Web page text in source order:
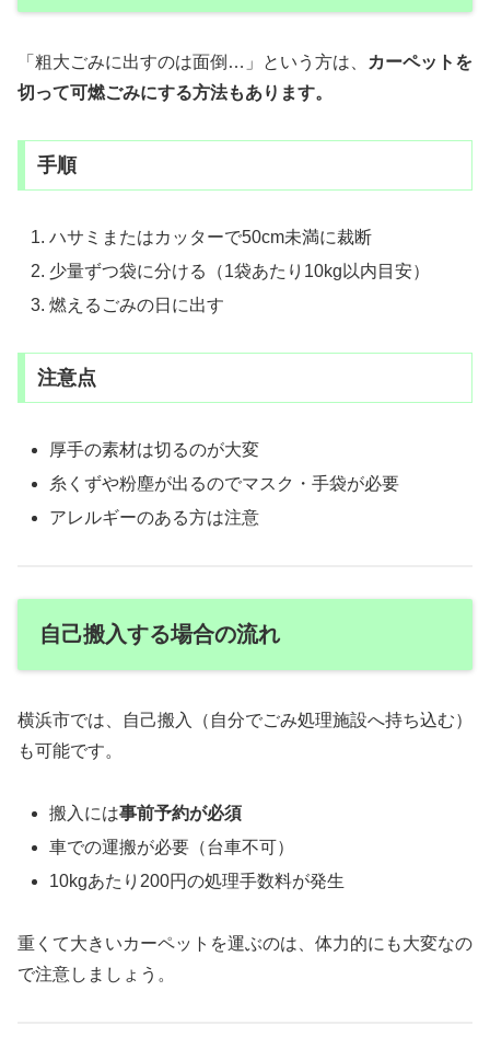
「粗大ごみに出すのは面倒…」という方は、
カーペットを
切って可燃ごみにする方法もあります。
手順
ハサミまたはカッターで50cm未満に裁断
少量ずつ袋に分ける（1袋あたり10kg以内目安）
燃えるごみの日に出す
注意点
厚手の素材は切るのが大変
糸くずや粉塵が出るのでマスク・手袋が必要
アレルギーのある方は注意
自己搬入する場合の流れ
横浜市では、自己搬入（自分でごみ処理施設へ持ち込む）
も可能です。
搬入には事前予約が必須
車での運搬が必要（台車不可）
10kgあたり200円の処理手数料が発生
重くて大きいカーペットを運ぶのは、体力的にも大変なの
で注意しましょう。